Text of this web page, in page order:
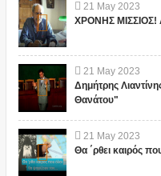
21 May 2023
ΧΡΟΝΗΣ ΜΙΣΣΙΟΣ!
21 May 2023
Δημήτρης
Θανάτου"
21 May 2023
Θα ΄ρθει καιρός